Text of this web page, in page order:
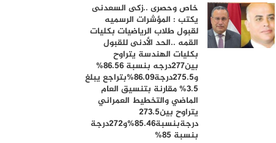
خاص وحصرى ..زكى السعدنى
يكتب : المؤشرات الرسميه
لقبول طلاب الرياضيات بكليات
القمه ..الحد الأدنى للقبول
بكليات الهندسة يتراوح
بين277درجه بنسبة 86.56%
و275.5درجة86.09%بتراجع يبلغ
3.5% مقارنة بتنسيق العام
الماضي والتخطيط العمراني
يتراوح بين273.5
درجةبنسبة85.46%و272درجة
بنسبة 85%